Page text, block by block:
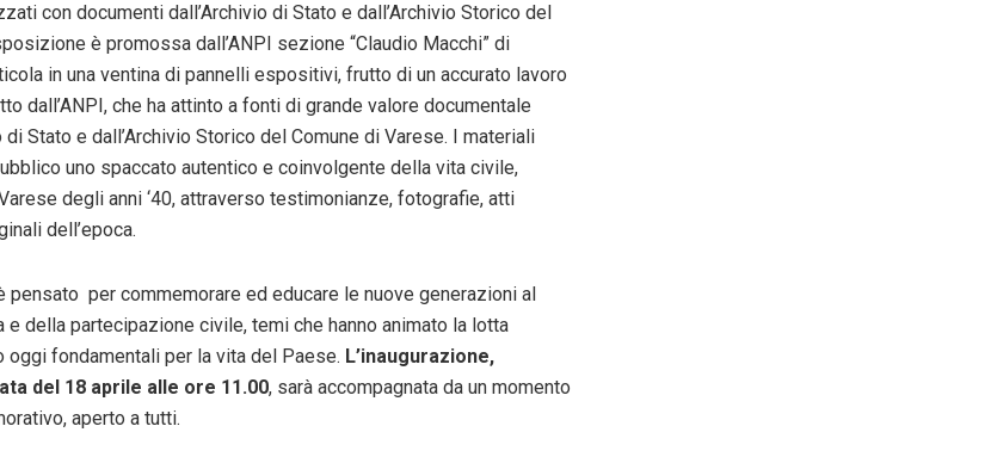
con documenti dall’Archivio di Stato e dall’Archivio Storico del
è promossa dall’ANPI sezione “Claudio Macchi” di
in una ventina di pannelli espositivi, frutto di un accurato lavoro
dall’ANPI, che ha attinto a fonti di grande valore documentale
di Stato e dall’Archivio Storico del Comune di Varese. I materiali
uno spaccato autentico e coinvolgente della vita civile,
degli anni ‘40, attraverso testimonianze, fotografie, atti
dell’epoca.
pensato per commemorare ed educare le nuove generazioni al
e della partecipazione civile, temi che hanno animato la lotta
oggi fondamentali per la vita del Paese. L’inaugurazione,
del 18 aprile alle ore 11.00, sarà accompagnata da un momento
aperto a tutti.